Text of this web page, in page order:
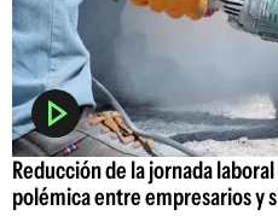
Reducción de la jornada
polémica entre empresarios y